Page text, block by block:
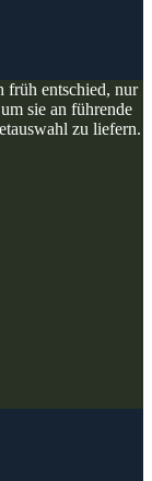
früh entschied, nur
sie an führende
zu liefern.